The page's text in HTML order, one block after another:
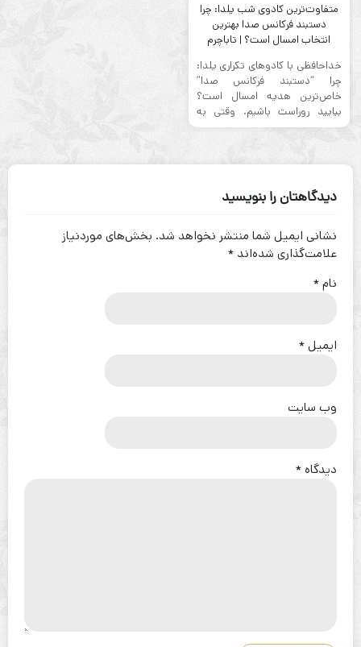
متفاوت‌ترین کادوی شب یلدا: چرا
دستبند فرکانس صدا بهترین
انتخاب امسال است؟ | تاباچرم
خداحافظی با کادوهای تکراری یلدا:
چرا “دستبند فرکانس صدا”
خاص‌ترین هدیه امسال است؟
بیایید روراست باشیم. وقتی به
“کادوی شب ...
دیدگاهتان را بنویسید
نشانی ایمیل شما منتشر نخواهد شد. بخش‌های موردنیاز
علامت‌گذاری شده‌اند *
نام*
ایمیل*
وب‌ سایت
دیدگاه*